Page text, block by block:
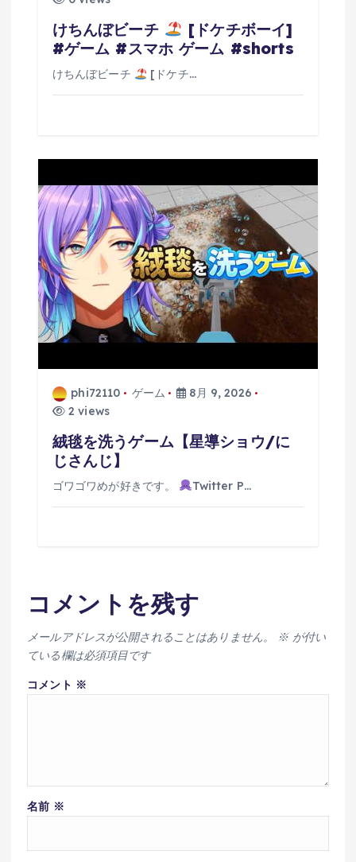
けちんぼビーチ
[ドケチボーイ]
#ゲーム #スマホ ゲーム #shorts
けちんぼビーチ [ドケチ…
phi72110 ゲーム
8月 9, 2026
2 views
絨毯を洗うゲーム【星導ショウ/に
じさんじ】
ゴワゴワめが好きです。 Twitter P…
コメントを残す
メールアドレスが公開されることはありません。 ※が付い
ている欄は必須項目です
コメント ※
名前 ※